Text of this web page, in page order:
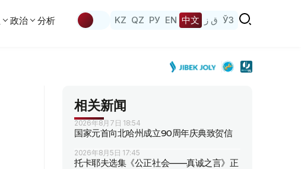
政治 分析 KZ QZ РУ EN 中文 ق ز ЎЗ
相关新闻
2026年8月7日 18:54
国家元首向北哈州成立90周年庆典致贺信
2026年8月5日 17:45
托卡耶夫选集《公正社会——真诚之言》正